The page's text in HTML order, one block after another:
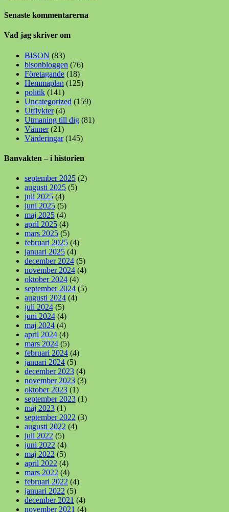
Senaste kommentarerna
Vad jag skriver om
BISON (83)
bisonbloggen (76)
Företagande (18)
Hemmaplan (125)
politik (141)
Uncategorized (159)
Utflykter(4)
Utmaning till dig (81)
Vänner(21)
Värderingar(145)
Banvakten – i historien
september 2025 (2)
augusti 2025 (5)
juli 2025 (4)
juni 2025 (5)
maj 2025 (4)
april 2025 (4)
mars 2025 (5)
februari 2025 (4)
januari 2025 (4)
december 2024 (5)
november 2024 (4)
oktober 2024 (4)
september 2024 (5)
augusti 2024 (4)
juli 2024 (5)
juni 2024 (4)
maj 2024 (4)
april 2024 (4)
mars 2024 (5)
februari 2024 (4)
januari 2024 (5)
december 2023 (4)
november 2023 (3)
oktober 2023 (1)
september 2023 (1)
maj 2023 (1)
september 2022 (3)
augusti 2022 (4)
juli 2022 (5)
juni 2022 (4)
maj 2022 (5)
april 2022 (4)
mars 2022 (4)
februari 2022 (4)
januari 2022 (5)
december 2021 (4)
november 2021 (4)